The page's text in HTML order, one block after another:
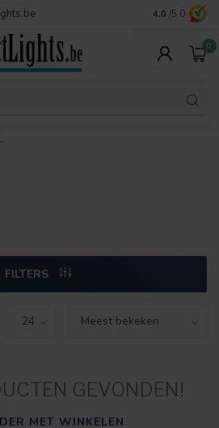
4.0 /5.0
0
FILTERS
GEVONDEN!
MET WINKELEN